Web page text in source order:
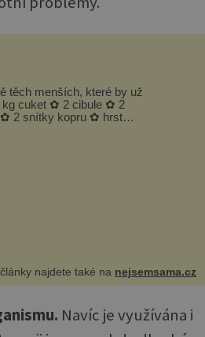
těch menších, které by už
kg cuket ✿ 2 cibule ✿ 2
2 snítky kopru ✿ hrst
najdete také na nejsemsama.cz
Navíc je využívána i